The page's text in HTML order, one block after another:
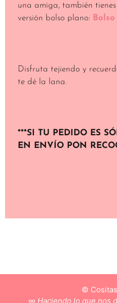
una amiga, también
versión bolso plano:
Disfruta tejiendo y
te dé la lana.
***SI TU PEDIDO ES
EN ENVÍO PON
©
∞ Haciendo lo que nos